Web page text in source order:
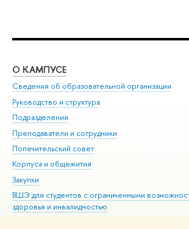
О КАМПУСЕ
Сведения об образовательной организации
Руководство и структура
Подразделения
Преподаватели и сотрудники
Попечительский совет
Корпуса и общежития
Закупки
ВШЭ для студентов с ограниченными
здоровья и инвалидностью